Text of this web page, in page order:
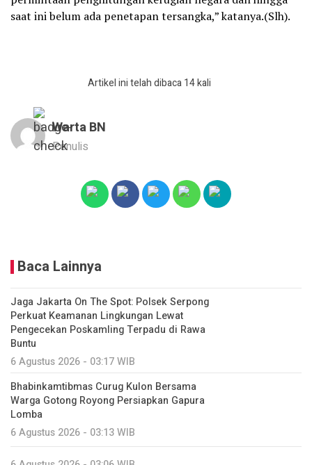
saat ini belum ada penetapan tersangka,” katanya.(Slh).
Artikel ini telah dibaca 14 kali
Warta BN
Penulis
Baca Lainnya
Jaga Jakarta On The Spot: Polsek Serpong
Perkuat Keamanan Lingkungan Lewat
Pengecekan Poskamling Terpadu di Rawa
Buntu
6 Agustus 2026 - 03:17 WIB
Bhabinkamtibmas Curug Kulon Bersama
Warga Gotong Royong Persiapkan Gapura
Lomba
6 Agustus 2026 - 03:13 WIB